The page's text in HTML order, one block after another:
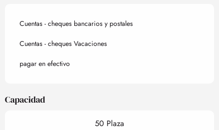
Cuentas - cheques bancarios y postales
Cuentas - cheques Vacaciones
pagar en efectivo
Capacidad
50 Plaza